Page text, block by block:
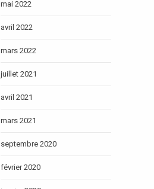
mai 2022
avril 2022
mars 2022
juillet 2021
avril 2021
mars 2021
septembre 2020
février 2020